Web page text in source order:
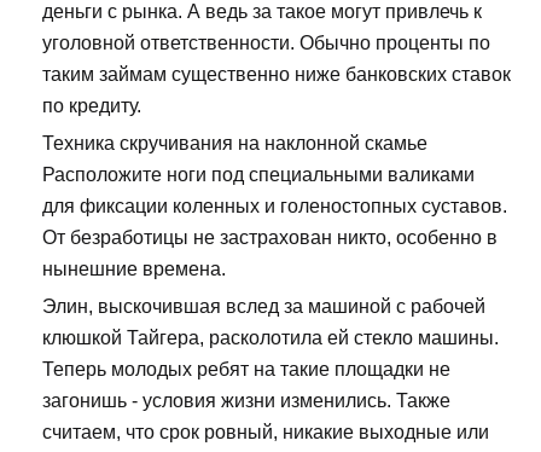
деньги с рынка. А ведь за такое могут привлечь к
уголовной ответственности. Обычно проценты по
таким займам существенно ниже банковских ставок
по кредиту.
Техника скручивания на наклонной скамье
Расположите ноги под специальными валиками
для фиксации коленных и голеностопных суставов.
От безработицы не застрахован никто, особенно в
нынешние времена.
Элин, выскочившая вслед за машиной с рабочей
клюшкой Тайгера, расколотила ей стекло машины.
Теперь молодых ребят на такие площадки не
загонишь - условия жизни изменились. Также
считаем, что срок ровный, никакие выходные или